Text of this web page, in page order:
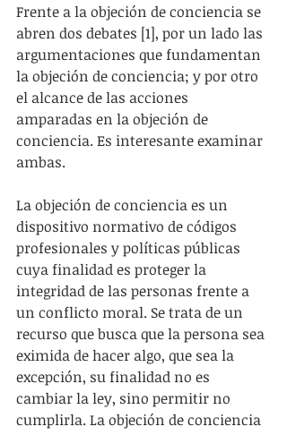
Frente a la objeción de conciencia se
abren dos debates [1], por un lado las
argumentaciones que fundamentan
la objeción de conciencia; y por otro
el alcance de las acciones
amparadas en la objeción de
conciencia. Es interesante examinar
ambas.
La objeción de conciencia es un
dispositivo normativo de códigos
profesionales y políticas públicas
cuya finalidad es proteger la
integridad de las personas frente a
un conflicto moral. Se trata de un
recurso que busca que la persona sea
eximida de hacer algo, que sea la
excepción, su finalidad no es
cambiar la ley, sino permitir no
cumplirla. La objeción de conciencia